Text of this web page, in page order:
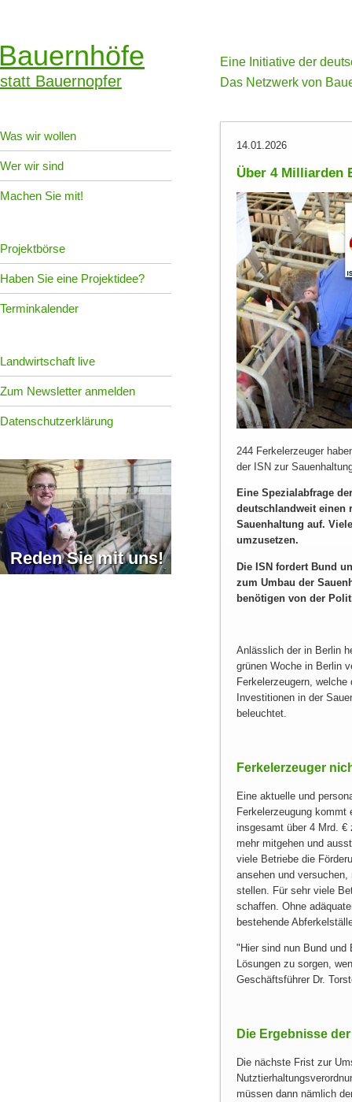
statt Bauernopfer
Eine Initiative der
Das Netzwerk von
Was wir wollen
Wer wir sind
Machen Sie mit!
Projektbörse
Haben Sie eine Projektidee?
Terminkalender
Landwirtschaft live
Zum Newsletter anmelden
Datenschutzerklärung
Reden Sie mit uns!
14.01.2026
Über 4 Milliarden
244 Ferkelerzeuger
der ISN zur
Eine Spezialabfrage
deutschlandweit einen
Sauenhaltung auf.
umzusetzen.
Die ISN fordert Bund
zum Umbau der
benötigen von der
Anlässlich der in Berlin
grünen Woche in Berlin
Ferkelerzeugern,
Investitionen in der
beleuchtet.
Ferkelerzeuger
Eine aktuelle und
Ferkelerzeugung
insgesamt über 4 Mrd. €
mehr mitgehen und
viele Betriebe die
ansehen und
stellen. Für sehr viele
schaffen. Ohne
bestehende
Hier sind nun Bund
Lösungen zu sorgen,
Geschäftsführer Dr.
Die Ergebnisse
Die nächste Frist zur
müssen dann nämlich